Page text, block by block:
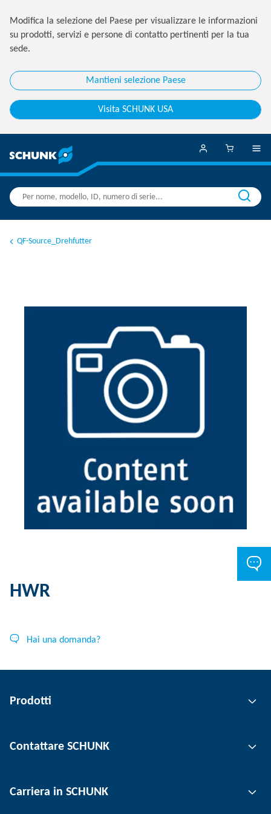
Modifica la selezione del Paese per visualizzare le informazioni
su prodotti, servizi e persone di contatto pertinenti per la tua
sede.
Mantieni selezione Paese
Visita SCHUNK USA
QF-Source_Drehfutter
HWR
Hai una domanda?
Prodotti
Tecnica di serraggio del pezzo
Tecnologia di automazione
Contattare SCHUNK
Sedi
Carriera in SCHUNK